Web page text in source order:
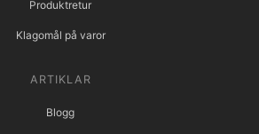
Produktretur
Klagomål på varor
ARTIKLAR
Blogg